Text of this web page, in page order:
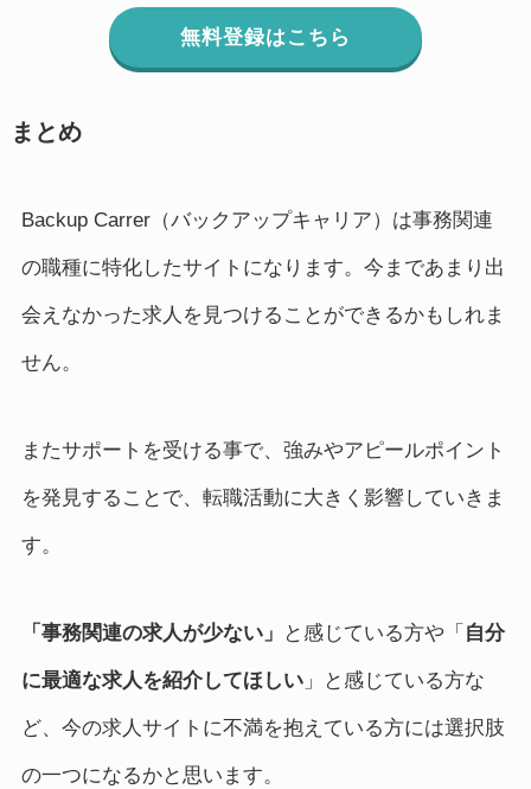
無料登録はこちら
まとめ
Backup Carrer（バックアップキャリア）は事務関連
の職種に特化したサイトになります。今まであまり出
会えなかった求人を見つけることができるかもしれま
せん。
またサポートを受ける事で、強みやアピールポイント
を発見することで、転職活動に大きく影響していきま
す。
「事務関連の求人が少ない」 と感じている方や「 自分
に最適な求人を紹介してほしい」と感じている方な
ど、今の求人サイトに不満を抱えている方には選択肢
の一つになるかと思います。